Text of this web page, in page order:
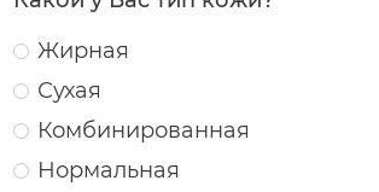
Жирная
Сухая
Комбинированная
Нормальная